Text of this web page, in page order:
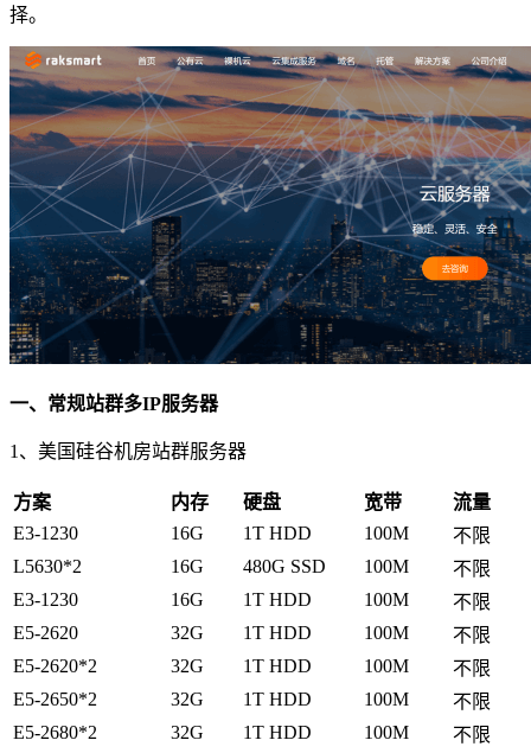
择。
一、常规站群多IP服务器
1、美国硅谷机房站群服务器
方案 内存 硬盘 宽带
流量
E3-1230
16G 1T HDD 100M
不限
L5630*2
16G 480G SSD 100M
不限
E3-1230
16G 1T HDD 100M
不限
E5-2620
32G 1T HDD 100M
不限
E5-2620*2
32G 1T HDD 100M
不限
E5-2650*2
32G 1T HDD 100M
不限
E5-2680*2
32G 1T HDD 100M
不限